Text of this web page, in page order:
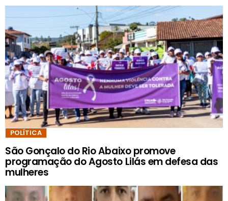
POLÍTICA
São Gonçalo do Rio Abaixo promove
programação do Agosto Lilás em defesa das
mulheres